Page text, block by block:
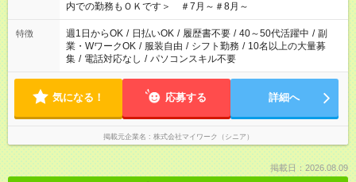
内での勤務もＯＫです＞ ＃7月～＃8月～
特徴 週1日からOK / 日払いOK / 履歴書不要 / 40～50代活躍中 / 副
業・WワークOK / 服装自由 / シフト勤務 / 10名以上の大量募
集 / 電話対応なし / パソコンスキル不要
気になる！ 応募する 詳細へ
掲載元企業名 株式会社マイワーク（シニア）
掲載日：2026.08.09